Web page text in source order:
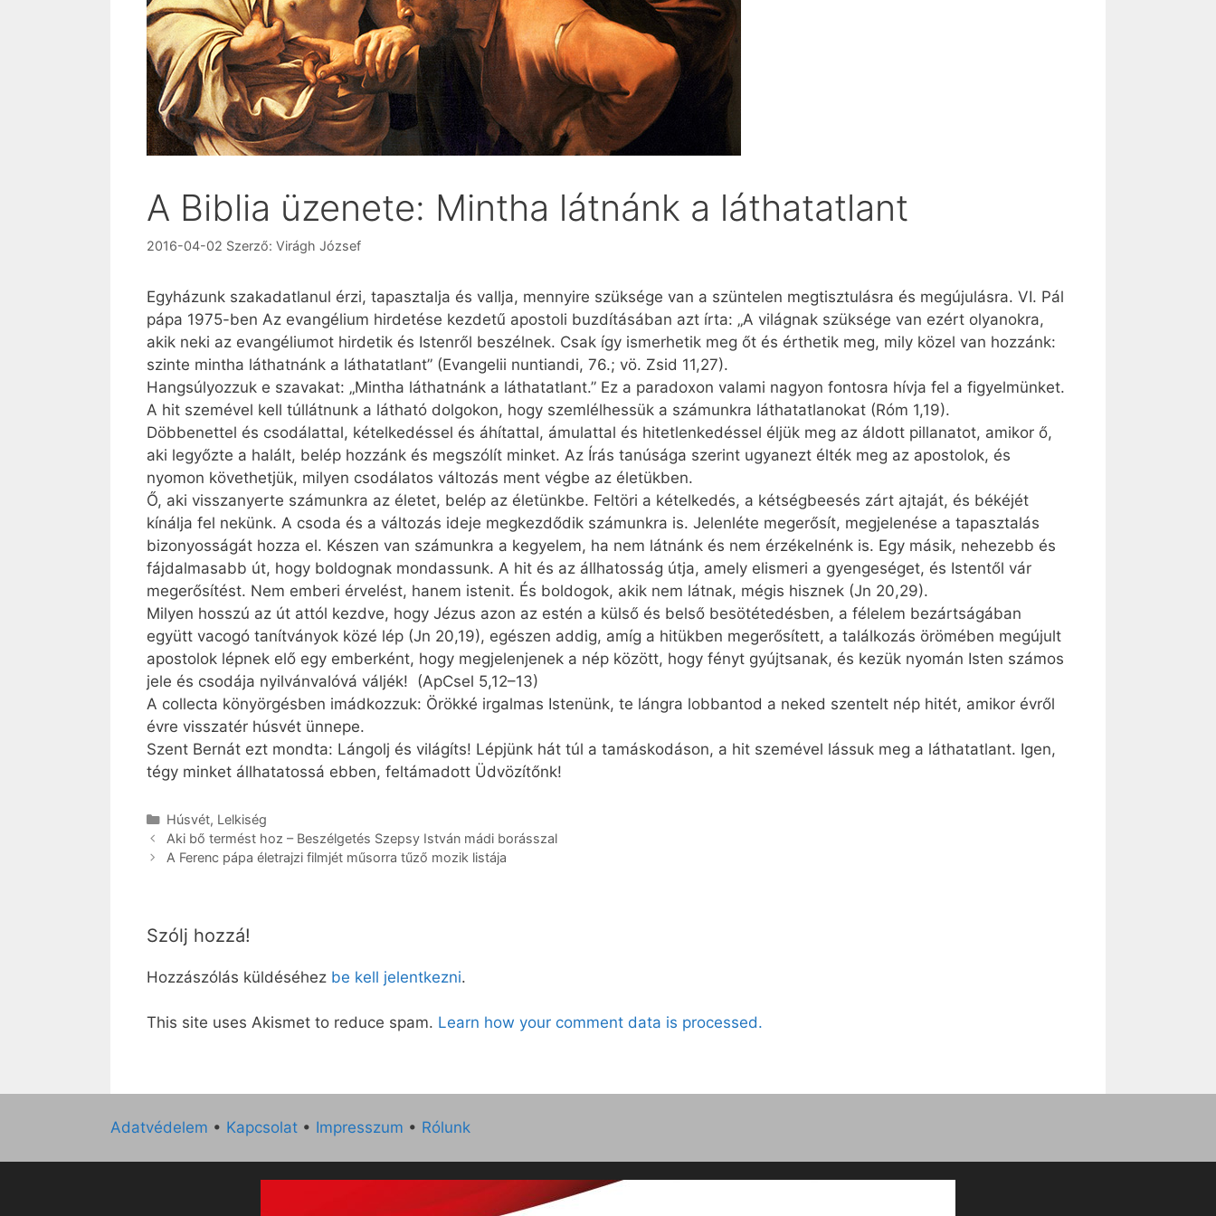
A Biblia üzenete: Mintha látnánk a láthatatlant
2016-04-02 Szerző: Virágh József
Egyházunk szakadatlanul érzi, tapasztalja és vallja, mennyire szüksége van a szüntelen megtisztulásra és megújulásra. VI. Pál
pápa 1975-ben Az evangélium hirdetése kezdetű apostoli buzdításában azt írta: „A világnak szüksége van ezért olyanokra,
akik neki az evangéliumot hirdetik és Istenről beszélnek. Csak így ismerhetik meg őt és érthetik meg, mily közel van hozzánk:
szinte mintha láthatnánk a láthatatlant” (Evangelii nuntiandi, 76.; vö. Zsid 11,27).
Hangsúlyozzuk e szavakat: „Mintha láthatnánk a láthatatlant.” Ez a paradoxon valami nagyon fontosra hívja fel a figyelmünket.
A hit szemével kell túllátnunk a látható dolgokon, hogy szemlélhessük a számunkra láthatatlanokat (Róm 1,19).
Döbbenettel és csodálattal, kételkedéssel és áhítattal, ámulattal és hitetlenkedéssel éljük meg az áldott pillanatot, amikor ő,
aki legyőzte a halált, belép hozzánk és megszólít minket. Az Írás tanúsága szerint ugyanezt élték meg az apostolok, és
nyomon követhetjük, milyen csodálatos változás ment végbe az életükben.
Ő, aki visszanyerte számunkra az életet, belép az életünkbe. Feltöri a kételkedés, a kétségbeesés zárt ajtaját, és békéjét
kínálja fel nekünk. A csoda és a változás ideje megkezdődik számunkra is. Jelenléte megerősít, megjelenése a tapasztalás
bizonyosságát hozza el. Készen van számunkra a kegyelem, ha nem látnánk és nem érzékelnénk is. Egy másik, nehezebb és
fájdalmasabb út, hogy boldognak mondassunk. A hit és az állhatosság útja, amely elismeri a gyengeséget, és Istentől vár
megerősítést. Nem emberi érvelést, hanem istenit. És boldogok, akik nem látnak, mégis hisznek (Jn 20,29).
Milyen hosszú az út attól kezdve, hogy Jézus azon az estén a külső és belső besötétedésben, a félelem bezártságában
együtt vacogó tanítványok közé lép (Jn 20,19), egészen addig, amíg a hitükben megerősített, a találkozás örömében megújult
apostolok lépnek elő egy emberként, hogy megjelenjenek a nép között, hogy fényt gyújtsanak, és kezük nyomán Isten számos
jele és csodája nyilvánvalóvá váljék! (ApCsel 5,12–13)
A collecta könyörgésben imádkozzuk: Örökké irgalmas Istenünk, te lángra lobbantod a neked szentelt nép hitét, amikor évről
évre visszatér húsvét ünnepe.
Szent Bernát ezt mondta: Lángolj és világíts! Lépjünk hát túl a tamáskodáson, a hit szemével lássuk meg a láthatatlant. Igen,
tégy minket állhatatossá ebben, feltámadott Üdvözítőnk!
Kategória
Húsvét, Lelkiség
Aki bő termést hoz – Beszélgetés Szepsy István mádi borásszal
A Ferenc pápa életrajzi filmjét műsorra tűző mozik listája
Szólj hozzá!
Hozzászólás küldéséhez be kell jelentkezni.
This site uses Akismet to reduce spam. Learn how your comment data is processed.
Adatvédelem • Kapcsolat • Impresszum • Rólunk